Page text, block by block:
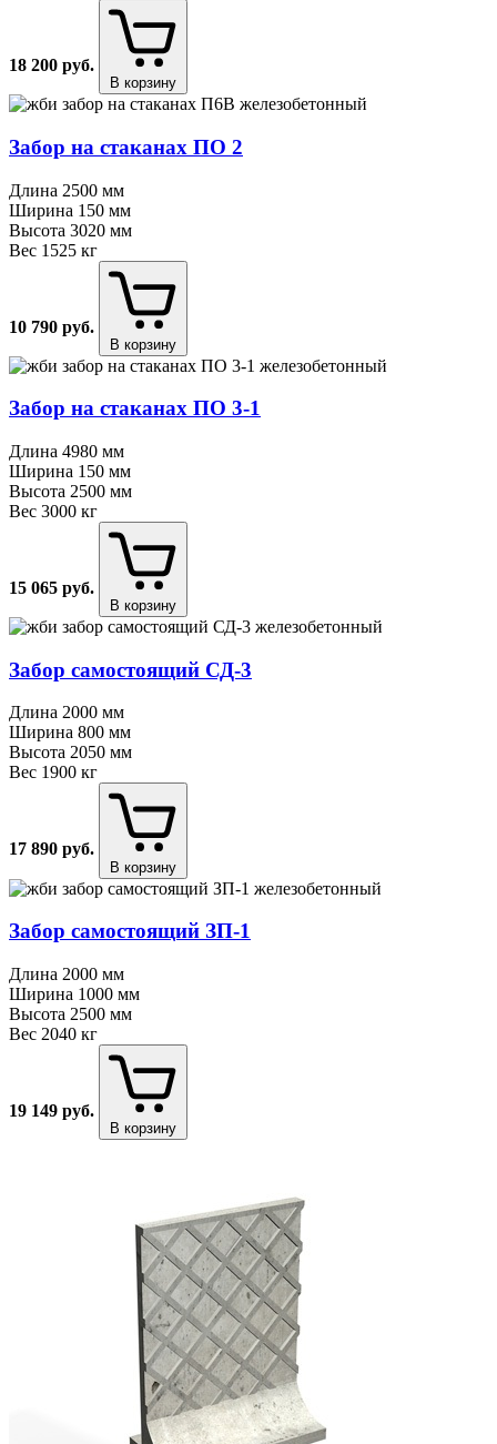
18 200 руб.
В корзину
Забор на стаканах ПО 2
Длина 2500 мм
Ширина 150 мм
Высота 3020 мм
Вес 1525 кг
10 790 руб.
В корзину
Забор на стаканах ПО 3⁠-⁠1
Длина 4980 мм
Ширина 150 мм
Высота 2500 мм
Вес 3000 кг
15 065 руб.
В корзину
Забор самостоящий СД⁠-⁠3
Длина 2000 мм
Ширина 800 мм
Высота 2050 мм
Вес 1900 кг
17 890 руб.
В корзину
Забор самостоящий ЗП⁠-⁠1
Длина 2000 мм
Ширина 1000 мм
Высота 2500 мм
Вес 2040 кг
19 149 руб.
В корзину